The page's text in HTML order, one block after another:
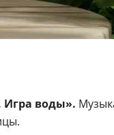
воды».